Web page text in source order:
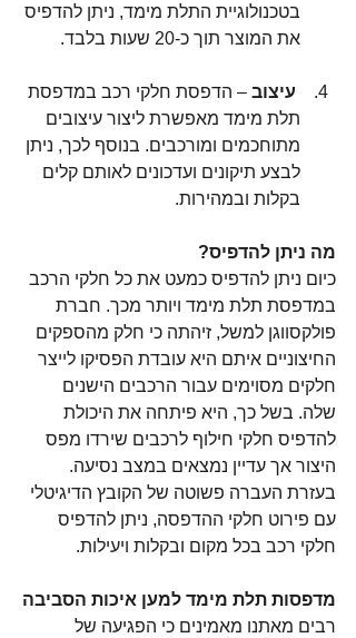
בטכנולוגיית התלת מימד, ניתן להדפיס
את המוצר תוך כ-20 שעות בלבד.
עיצוב – הדפסת חלקי רכב במדפסת
תלת מימד מאפשרת ליצור עיצובים
מתוחכמים ומורכבים. בנוסף לכך, ניתן
לבצע תיקונים ועדכונים לאותם קלים
בקלות ובמהירות.
מה ניתן להדפיס?
כיום ניתן להדפיס כמעט את כל חלקי הרכב
במדפסת תלת מימד ויותר מכך. חברת
פולקסווגן למשל, זיהתה כי חלק מהספקים
החיצוניים איתם היא עובדת הפסיקו לייצר
חלקים מסוימים עבור הרכבים הישנים
שלה. בשל כך, היא פיתחה את היכולת
להדפיס חלקי חילוף לרכבים שירדו מפס
היצור אך עדיין נמצאים במצב נסיעה.
בעזרת העברה פשוטה של הקובץ הדיגיטלי
עם פירוט חלקי ההדפסה, ניתן להדפיס
חלקי רכב בכל מקום ובקלות ויעילות.
מדפסות תלת מימד למען איכות הסביבה
רבים מאתנו מאמינים כי הפגיעה של